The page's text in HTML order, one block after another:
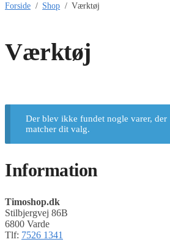
Forside / Shop / Værktøj
Værktøj
Der blev ikke fundet nogle varer, der
matcher dit valg.
Information
Timoshop.dk
Stilbjergvej 86B
6800 Varde
Tlf: 7526 1341